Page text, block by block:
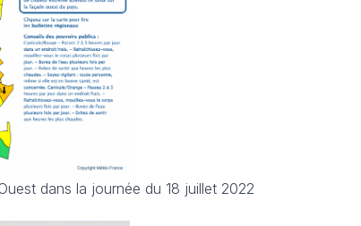
dans la journée du 18 juillet 2022